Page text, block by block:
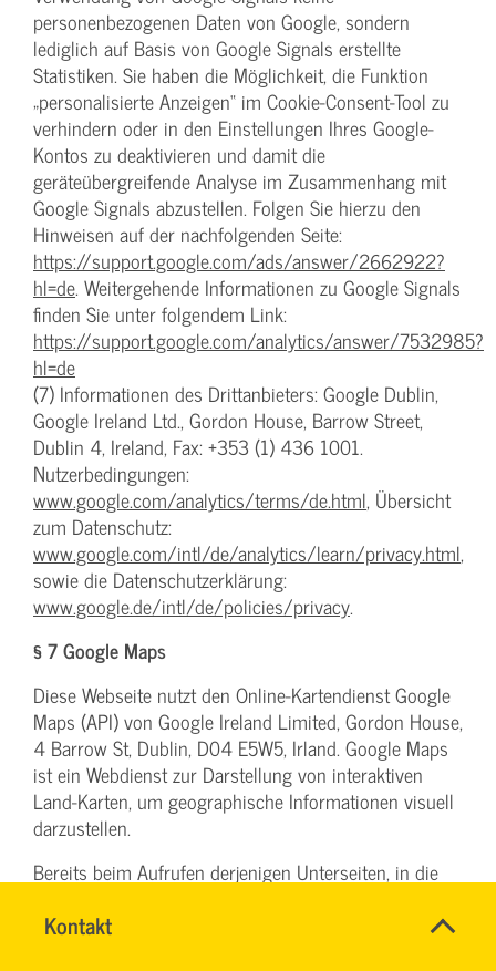
Kontakt
TEAM
Name*
personenbezogenen Daten von Google, sondern
lediglich auf Basis von Google Signals erstellte
Statistiken. Sie haben die Möglichkeit, die Funktion
„personalisierte Anzeigen“ im Cookie-Consent-Tool zu
verhindern oder in den Einstellungen Ihres Google-
Kontos zu deaktivieren und damit die
geräteübergreifende Analyse im Zusammenhang mit
Google Signals abzustellen. Folgen Sie hierzu den
Hinweisen auf der nachfolgenden Seite:
https://support.google.com/ads/answer/2662922?
hl=de. Weitergehende Informationen zu Google Signals
finden Sie unter folgendem Link:
https://support.google.com/analytics/answer/7532985?
hl=de
(7) Informationen des Drittanbieters: Google Dublin,
Google Ireland Ltd., Gordon House, Barrow Street,
Dublin 4, Ireland, Fax: +353 (1) 436 1001.
Nutzerbedingungen:
www.google.com/analytics/terms/de.html, Übersicht
zum Datenschutz:
www.google.com/intl/de/analytics/learn/privacy.html,
sowie die Datenschutzerklärung:
www.google.de/intl/de/policies/privacy.
§ 7 Google Maps
Diese Webseite nutzt den Online-Kartendienst Google
Maps (API) von Google Ireland Limited, Gordon House,
4 Barrow St, Dublin, D04 E5W5, Irland. Google Maps
ist ein Webdienst zur Darstellung von interaktiven
Land-Karten, um geographische Informationen visuell
darzustellen.
Bereits beim Aufrufen derjenigen Unterseiten, in die
Informationen über Ihre Nutzung unserer Website (wie